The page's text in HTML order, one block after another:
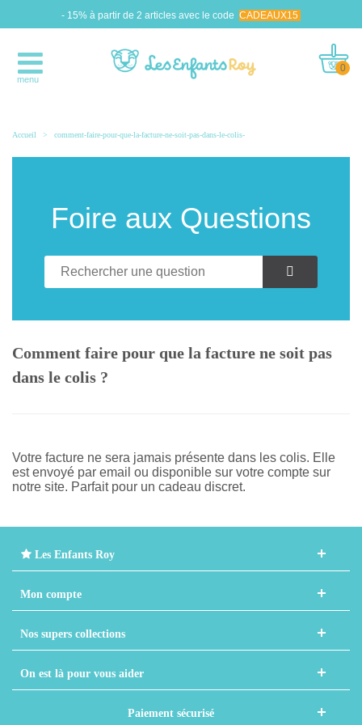
- 15% à partir de 2 articles avec le code CADEAUX15
menu
0
Accueil > comment-faire-pour-que-la-facture-ne-soit-pas-dans-le-colis-
Foire aux Questions
Comment faire pour que la facture ne soit pas
dans le colis ?
Votre facture ne sera jamais présente dans les colis. Elle
est envoyé par email ou disponible sur votre compte sur
notre site. Parfait pour un cadeau discret.
Les Enfants Roy
Mon compte
Nos supers collections
On est là pour vous aider
Paiement sécurisé